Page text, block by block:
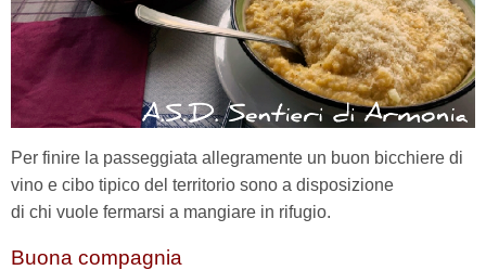
Per finire la passeggiata allegramente un buon bicchiere di
vino e cibo tipico del territorio sono a disposizione
di chi vuole fermarsi a mangiare in rifugio.
Buona compagnia